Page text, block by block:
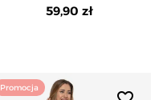
elastyczne z wiązaniem -
CZARNY
59,90 zł
Promocja